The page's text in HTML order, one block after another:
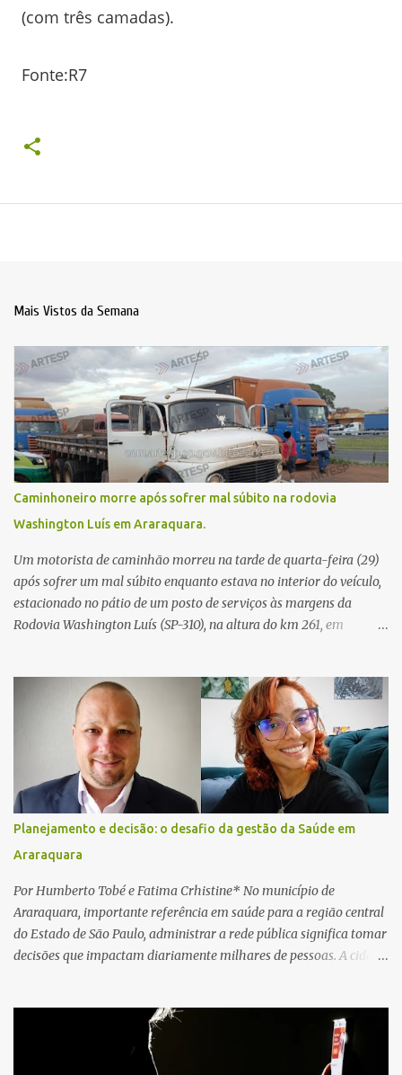
(com três camadas).
Fonte:R7
Mais Vistos da Semana
Caminhoneiro morre após sofrer mal súbito na rodovia
Washington Luís em Araraquara.
Um motorista de caminhão morreu na tarde de quarta-feira (29)
após sofrer um mal súbito enquanto estava no interior do veículo,
estacionado no pátio de um posto de serviços às margens da
Rodovia Washington Luís (SP-310), na altura do km 261, em
relatos de que havia um condutor inconsciente dentro de um
caminhão. Equipes de resgate foram rapidamente deslocadas ao
local e encontraram a vítima em parada cardiorrespiratória. Os
socorristas iniciaram imediatamente as manobras de reanimação
cardiopulmonar (RCP), porém, apesar de todos os esforços, o
motorista não respondeu aos procedimentos. Às 17h03, médicos
da Unidade de Suporte Avançado constataram o óbito da vítima.
Fonte: São Carlos Agora
Planejamento e decisão: o desafio da gestão da Saúde em
Araraquara
Por Humberto Tobé e Fatima Crhistine* No município de
Araraquara, importante referência em saúde para a região central
do Estado de São Paulo, administrar a rede pública significa tomar
decisões que impactam diariamente milhares de pessoas. A cidade
município, mas também de diversas cidades do entorno,
ampliando significativamente a responsabilidade da gestão sobre
o Sistema Único de Saúde (SUS). Nos últimos anos, o Governo